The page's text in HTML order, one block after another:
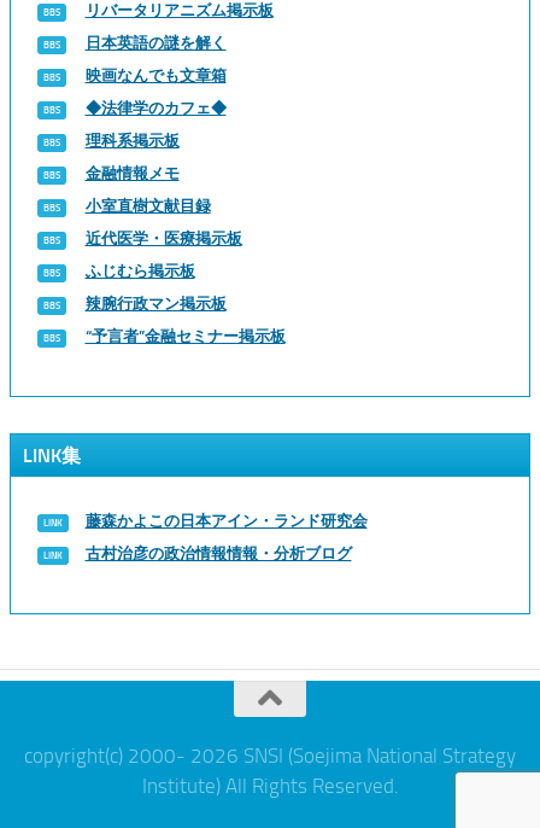
リバータリアニズム掲示板
日本英語の謎を解く
映画なんでも文章箱
◆法律学のカフェ◆
理科系掲示板
金融情報メモ
小室直樹文献目録
近代医学・医療掲示板
ふじむら掲示板
辣腕行政マン掲示板
“予言者”金融セミナー掲示板
LINK集
藤森かよこの日本アイン・ランド研究会
古村治彦の政治情報情報・分析ブログ
copyright(c) 2000- 2026 SNSI (Soejima National Strategy
Institute) All Rights Reserved.